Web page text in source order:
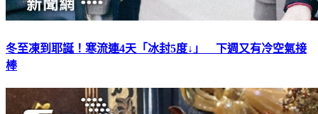
冬至凍到耶誕！寒流連4天「冰封5度↓」 下週又有冷空氣接
棒